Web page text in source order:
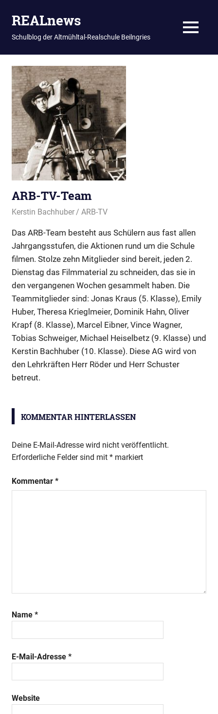
Inhalt
springen
REALnews
Schulblog der Altmühltal-Realschule Beilngries MENU
ARB-TV-Team
14. Februar 2019
Kerstin Bachhuber ARB-TV
Das ARB-Team besteht aus Schülern aus fast allen
Jahrgangsstufen, die Aktionen rund um die Schule
filmen. Stolze zehn Mitglieder sind bereit, jeden 2.
Dienstag das Filmmaterial zu schneiden, das sie in
den vergangenen Wochen gesammelt haben. Die
Teammitglieder sind: Jonas Kraus (5. Klasse), Emily
Huber, Theresa Krieglmeier, Dominik Hahn, Oliver
Krapf (8. Klasse), Marcel Eibner, Vince Wagner,
Tobias Schweiger, Michael Heiselbetz (9. Klasse) und
Kerstin Bachhuber (10. Klasse). Diese AG wird von
den Lehrkräften Herr Röder und Herr Schuster
betreut.
KOMMENTAR HINTERLASSEN
Deine E-Mail-Adresse wird nicht veröffentlicht.
Erforderliche Felder sind mit * markiert
Kommentar *
Name *
E-Mail-Adresse *
Website